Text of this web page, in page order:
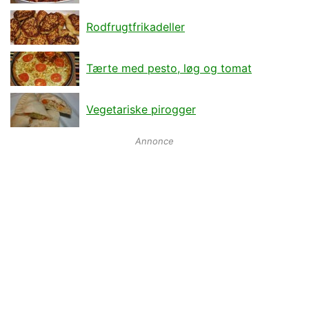
Rodfrugtfrikadeller
Tærte med pesto, løg og tomat
Vegetariske pirogger
Annonce